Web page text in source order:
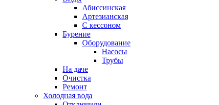
Абиссинская
Артезианская
С кессоном
Бурение
Оборудование
Насосы
Трубы
На даче
Очистка
Ремонт
Холодная вода